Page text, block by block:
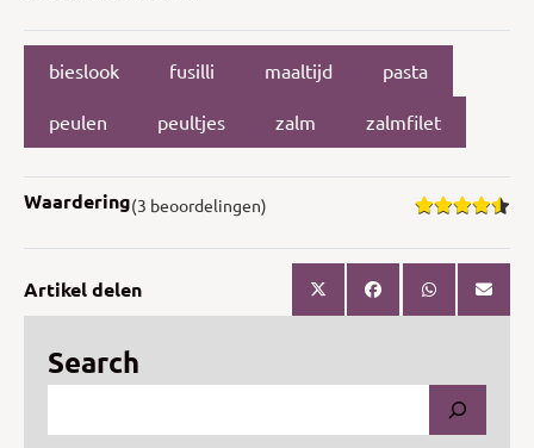
bieslook fusilli maaltijd pasta
peulen peultjes zalm zalmfilet
Waardering(3 beoordelingen)
Artikel delen
Search